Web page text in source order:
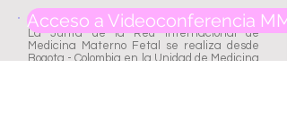
La Junta de la Red internacional de
Medicina Materno Fetal se realiza desde
Bogota - Colombia en la Unidad de Medicina
Acceso a Videoconferencia